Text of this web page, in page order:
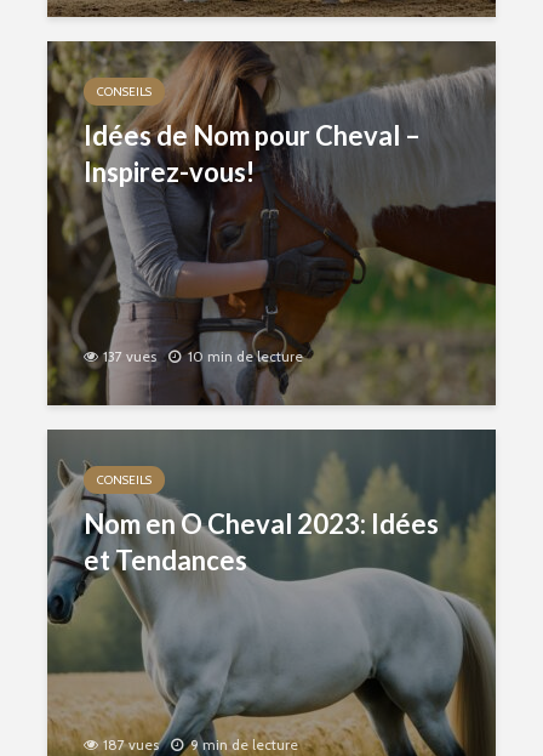
CONSEILS
Idées de Nom pour Cheval –
Inspirez-vous!
137 vues 10 min de lecture
CONSEILS
Nom en O Cheval 2023: Idées
et Tendances
187 vues 9 min de lecture